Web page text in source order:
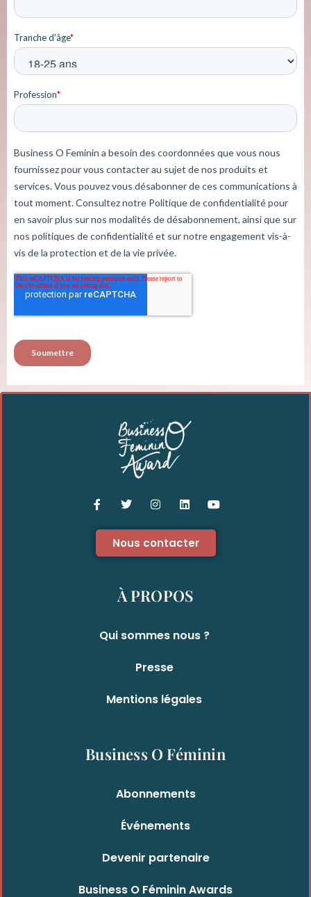
Nous contacter
À PROPOS
Qui sommes nous ?
Presse
Mentions légales
Business O Féminin
Abonnements
Événements
Devenir partenaire
Business O Féminin Awards